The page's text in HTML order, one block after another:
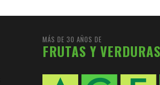
MÁS DE 30 AÑOS DE
FRUTAS Y VERDURAS